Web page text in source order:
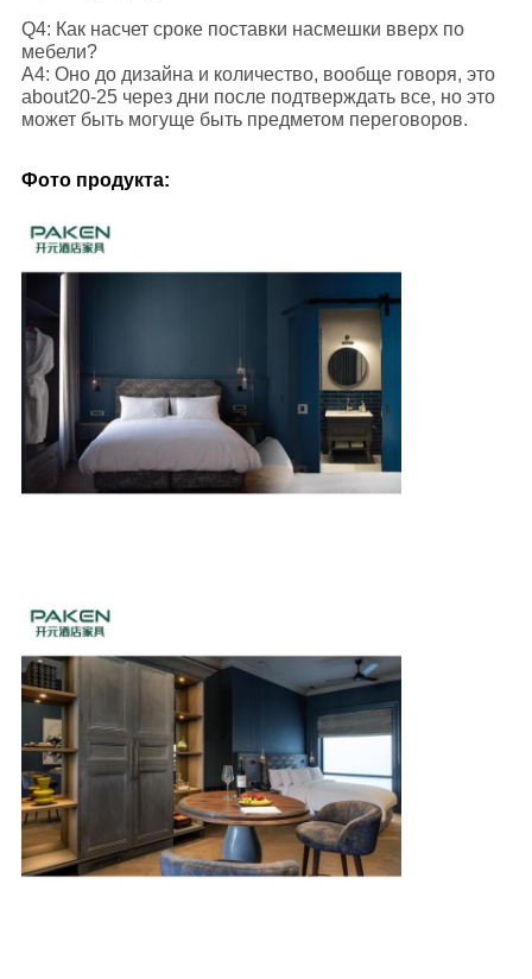
Q4: Как насчет сроке поставки насмешки вверх по
мебели?
A4: Оно до дизайна и количество, вообще говоря, это
about20-25 через дни после подтверждать все, но это
может быть могуще быть предметом переговоров.
Фото продукта: